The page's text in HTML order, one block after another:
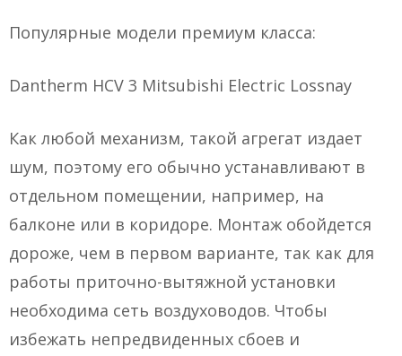
Популярные модели премиум класса:
Dantherm HCV 3 Mitsubishi Electric Lossnay
Как любой механизм, такой агрегат издает
шум, поэтому его обычно устанавливают в
отдельном помещении, например, на
балконе или в коридоре. Монтаж обойдется
дороже, чем в первом варианте, так как для
работы приточно-вытяжной установки
необходима сеть воздуховодов. Чтобы
избежать непредвиденных сбоев и